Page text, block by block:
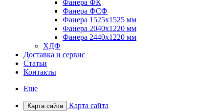
Фанера ФК
Фанера ФСФ
Фанера 1525х1525 мм
Фанера 2040х1220 мм
Фанера 2440х1220 мм
ХДФ
Доставка и сервис
Статьи
Контакты
Еще
Карта сайта Карта сайта